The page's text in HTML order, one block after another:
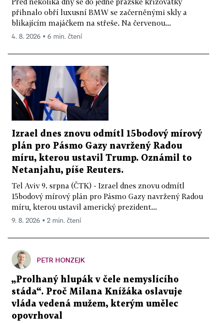
přihnalo obří luxusní BMW se začerněnými skly a
blikajícím majáčkem na střeše. Na červenou...
4. 8. 2026 ▪ 6 min. čtení
Izrael dnes znovu odmítl 15bodový mírový
plán pro Pásmo Gazy navržený Radou
míru, kterou ustavil Trump. Oznámil to
Netanjahu, píše Reuters.
Tel Aviv 9. srpna (ČTK) - Izrael dnes znovu odmítl
15bodový mírový plán pro Pásmo Gazy navržený Radou
míru, kterou ustavil americký prezident...
9. 8. 2026 ▪ 2 min. čtení
PETR HONZEJK
„Prolhaný hlupák v čele nemyslícího
stáda“. Proč Milana Knížáka oslavuje
vláda vedená mužem, kterým umělec
opovrhoval